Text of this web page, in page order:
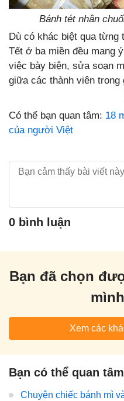
Bánh tét nhân
Dù có khác biệt qua
Tết ở ba miền đều mang
việc bày biện, sửa soạn
giữa các thành viên trong
Có thể bạn quan tâm: 18
của người Việt
0 bình luận
Bạn đã chọn
Xem các
Bạn có thể quan tâm
Chuyện chiếc bánh mì